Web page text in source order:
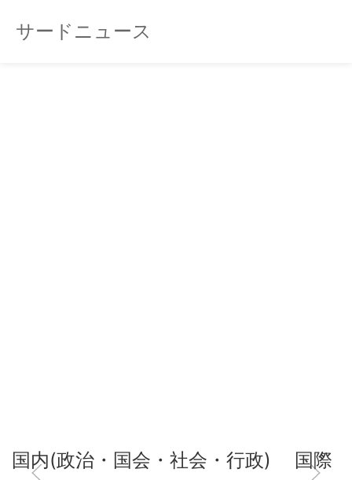
サードニュース
国内(政治・国会・社会・行政) 国際